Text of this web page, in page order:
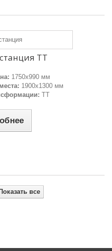
ТТ
1750х990 мм
1900х1300 мм
ТТ
все